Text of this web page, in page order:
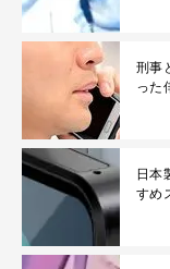
刑事
った
日本
すめ